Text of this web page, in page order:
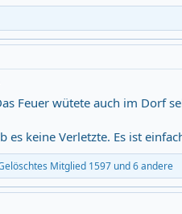
Feuer wütete auch im Dorf
es keine Verletzte. Es ist
Mitglied 1597 und 6 andere